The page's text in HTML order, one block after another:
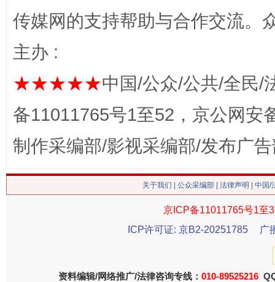
传媒网的支持帮助与合作交流。
主办 :
★★★★★中国/公众/公共/全民/
备11011765号1至52，京公网安
制作采编部/影视采编部/发布广
关于我们 公众采编部 法律声明 | 中国
京ICP备11011765号1至
ICP许可证: 京B2-20251785
广
资料编辑/网络推广/法律咨询专线： 010-89525216